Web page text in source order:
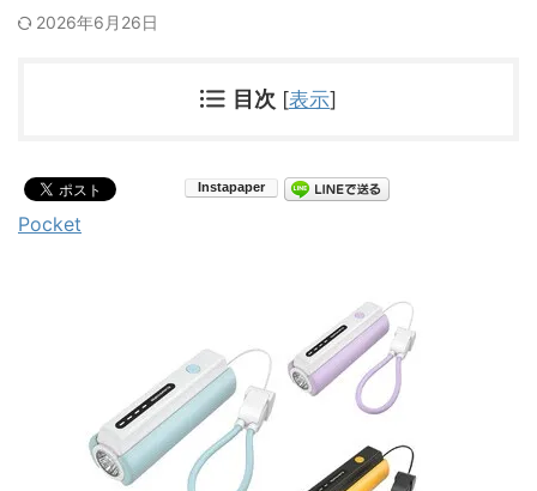
2026年6月26日
目次 [表示]
Pocket